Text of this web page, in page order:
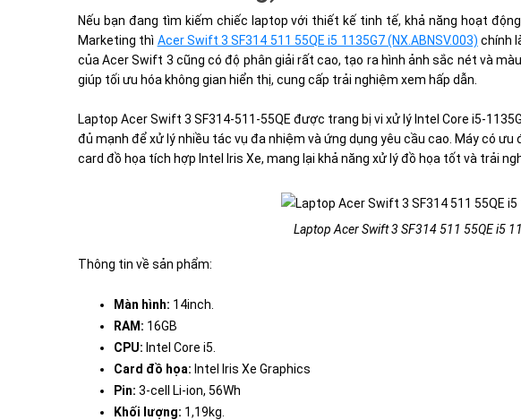
Nếu bạn đang tìm kiếm chiếc laptop với thiết kế tinh tế, khả năng hoạt
Marketing thì Acer Swift 3 SF314 511 55QE i5 1135G7 (NX.ABNSV.003) chính
của Acer Swift 3 cũng có độ phân giải rất cao, tạo ra hình ảnh sắc nét và
giúp tối ưu hóa không gian hiển thị, cung cấp trải nghiệm xem hấp dẫn.
Laptop Acer Swift 3 SF314-511-55QE được trang bị vi xử lý Intel Core i5-
đủ mạnh để xử lý nhiều tác vụ đa nhiệm và ứng dụng yêu cầu cao. Máy có ưu
card đồ họa tích hợp Intel Iris Xe, mang lại khả năng xử lý đồ họa tốt và trải
Laptop Acer Swift 3 SF314 511 55QE i5
Thông tin về sản phẩm:
Màn hình: 14inch.
RAM: 16GB
CPU: Intel Core i5.
Card đồ họa: Intel Iris Xe Graphics
Pin: 3-cell Li-ion, 56Wh
Khối lượng: 1,19kg.